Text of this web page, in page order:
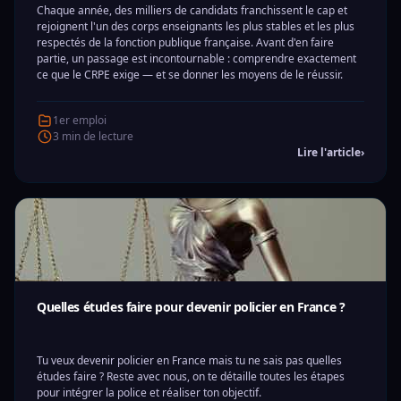
Chaque année, des milliers de candidats franchissent le cap et
rejoignent l'un des corps enseignants les plus stables et les plus
respectés de la fonction publique française. Avant d'en faire
partie, un passage est incontournable : comprendre exactement
ce que le CRPE exige — et se donner les moyens de le réussir.
1er emploi
3 min de lecture
Lire l'article›
Quelles études faire pour devenir policier en France ?
Tu veux devenir policier en France mais tu ne sais pas quelles
études faire ? Reste avec nous, on te détaille toutes les étapes
pour intégrer la police et réaliser ton objectif.